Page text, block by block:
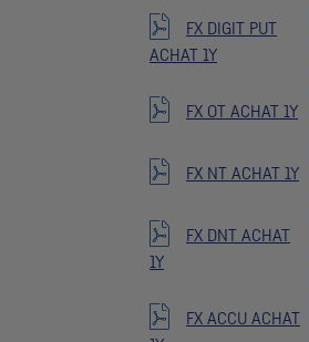
FX DIGIT PUT
ACHAT 1Y
FX OT ACHAT 1Y
FX NT ACHAT 1Y
FX DNT ACHAT
1Y
FX ACCU ACHAT